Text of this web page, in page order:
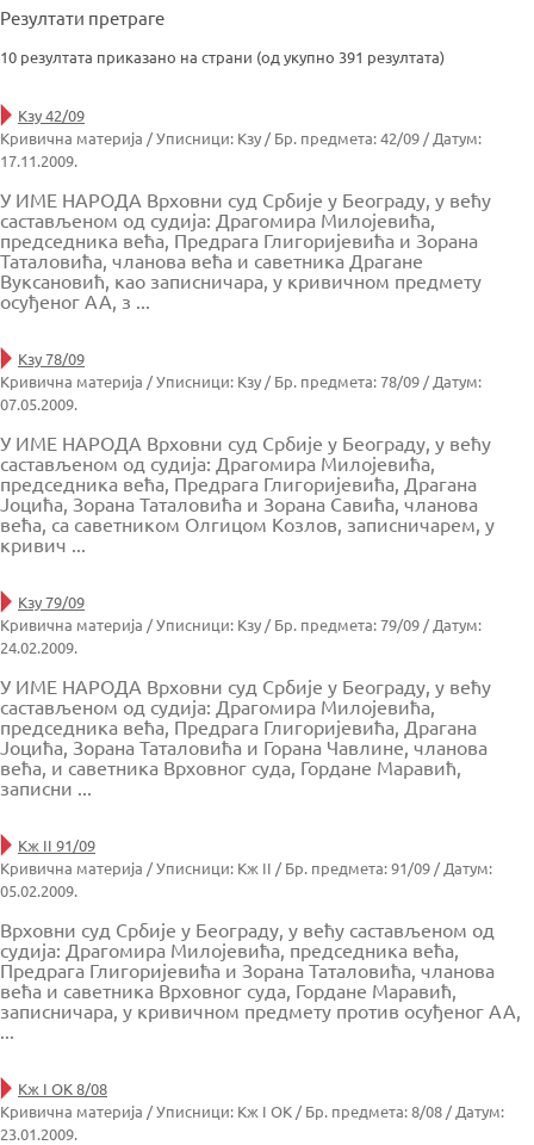
Резултати претраге
10 резултата приказано на страни (од укупно 391 резултата)
Кзу 42/09
Кривична материја / Уписници: Кзу / Бр. предмета: 42/09 / Датум:
17.11.2009.
У ИМЕ НАРОДА Врховни суд Србије у Београду, у већу
састављеном од судија: Драгомира Милојевића,
председника већа, Предрага Глигоријевића и Зорана
Таталовића, чланова већа и саветника Драгане
Вуксановић, као записничара, у кривичном предмету
осуђеног АА, з ...
Кзу 78/09
Кривична материја / Уписници: Кзу / Бр. предмета: 78/09 / Датум:
07.05.2009.
У ИМЕ НАРОДА Врховни суд Србије у Београду, у већу
састављеном од судија: Драгомира Милојевића,
председника већа, Предрага Глигоријевића, Драгана
Јоцића, Зорана Таталовића и Зорана Савића, чланова
већа, са саветником Олгицом Козлов, записничарем, у
кривич ...
Кзу 79/09
Кривична материја / Уписници: Кзу / Бр. предмета: 79/09 / Датум:
24.02.2009.
У ИМЕ НАРОДА Врховни суд Србије у Београду, у већу
састављеном од судија: Драгомира Милојевића,
председника већа, Предрага Глигоријевића, Драгана
Јоцића, Зорана Таталовића и Горана Чавлине, чланова
већа, и саветника Врховног суда, Гордане Маравић,
записни ...
Кж II 91/09
Кривична материја / Уписници: Кж II / Бр. предмета: 91/09 / Датум:
05.02.2009.
Врховни суд Србије у Београду, у већу састављеном од
судија: Драгомира Милојевића, председника већа,
Предрага Глигоријевића и Зорана Таталовића, чланова
већа и саветника Врховног суда, Гордане Маравић,
записничара, у кривичном предмету против осуђеног АА,
...
Кж I ОК 8/08
Кривична материја / Уписници: Кж I ОК / Бр. предмета: 8/08 / Датум:
23.01.2009.